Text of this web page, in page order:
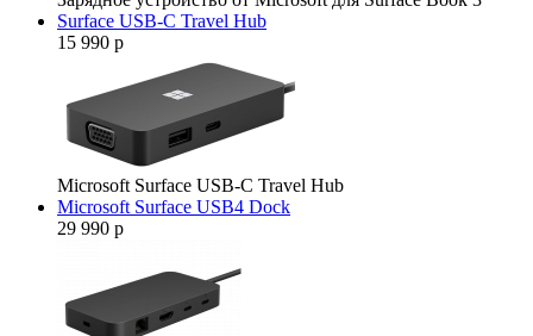
Surface USB-C Travel Hub
15 990 р
Microsoft Surface USB-C Travel Hub
Microsoft Surface USB4 Dock
29 990 р